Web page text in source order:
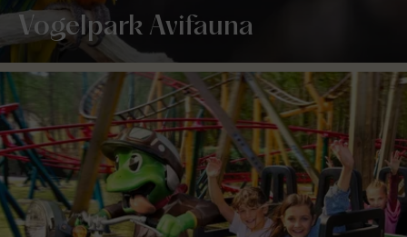
Vogelpark Avifauna